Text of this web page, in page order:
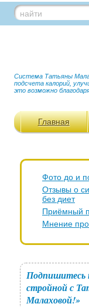
найти
Система Татьяны
подсчета калорий,
это возможно
Главная
Фото до и
Отзывы о
без диет
Приёмный
Мнение
Подпишитесь
стройной с
Малаховой!»